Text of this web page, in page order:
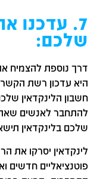
7. עדכנו
שלכם:
דרך נוספת להצמיח
היא עדכון רשת
חשבון הלינקדאין
להתחבר לאנשים
שלכם בלינקדאין
לינקדאין יסרקו את
פוטנציאליים חדשים